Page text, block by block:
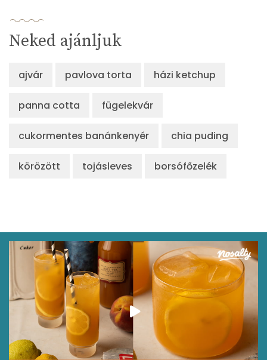
Neked ajánljuk
ajvár pavlova torta házi ketchup
panna cotta fügelekvár
cukormentes banánkenyér chia puding
körözött tojásleves borsófőzelék